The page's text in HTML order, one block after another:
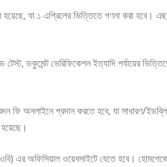
হয়েছে, যা ১ এপ্রিলের ভিত্তিতে গণনা করা হবে।
টেস্ট, ডকুমেন্ট ভেরিফিকেশন ইত্যাদি পর্যায়ের
ফি অনলাইনে প্রদান করতে হবে, যা সাধারণ/
এর অফিসিয়াল ওয়েবসাইটে যেতে হবে।